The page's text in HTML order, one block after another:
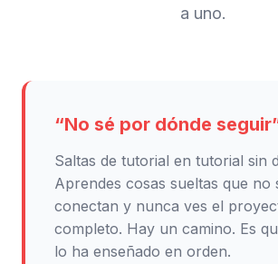
a uno.
“No sé por dónde
Saltas de tutorial en tutorial sin
Aprendes cosas sueltas que no
conectan y nunca ves el
completo. Hay un camino. Es
lo ha enseñado en orden.